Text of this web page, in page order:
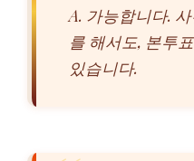
A. 가능합니다.
를 해서도, 본투
있습니다.